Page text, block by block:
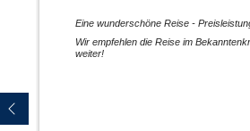
Eine wunderschöne Reise -
Wir empfehlen die Reise im
weiter!